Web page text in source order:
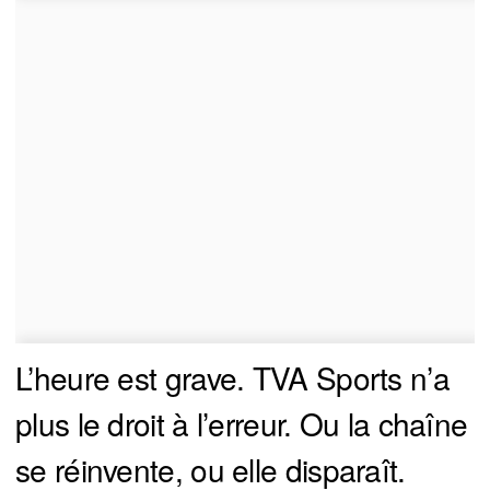
L’heure est grave. TVA Sports n’a
plus le droit à l’erreur. Ou la chaîne
se réinvente, ou elle disparaît.